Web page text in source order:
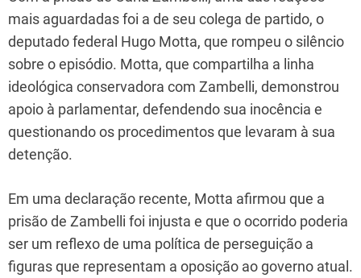
mais aguardadas foi a de seu colega de partido, o
deputado federal Hugo Motta, que rompeu o silêncio
sobre o episódio. Motta, que compartilha a linha
ideológica conservadora com Zambelli, demonstrou
apoio à parlamentar, defendendo sua inocência e
questionando os procedimentos que levaram à sua
detenção.
Em uma declaração recente, Motta afirmou que a
prisão de Zambelli foi injusta e que o ocorrido poderia
ser um reflexo de uma política de perseguição a
figuras que representam a oposição ao governo atual.